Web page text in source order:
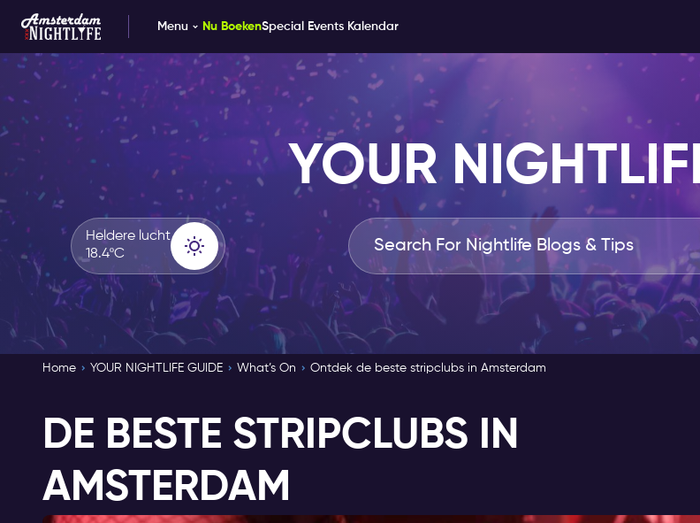
Menu Nu BoekenSpecial Events Kalendar
YOUR
Heldere lucht
18.4ºC
Home YOUR NIGHTLIFE GUIDE What’s On Ontdek de beste stripclubs in Amsterdam
DE BESTE STRIPCLUBS IN
AMSTERDAM